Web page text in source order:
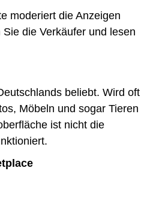
moderiert die Anzeigen
die Verkäufer und lesen
beliebt. Wird oft
Möbeln und sogar Tieren
ist nicht die